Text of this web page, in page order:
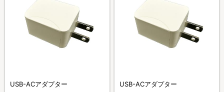
USB-ACアダプター USB-ACアダプター